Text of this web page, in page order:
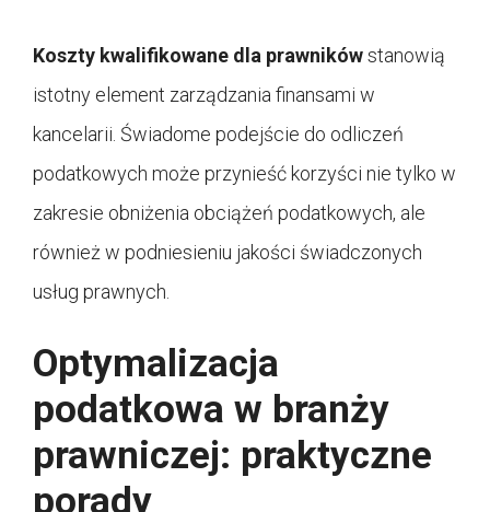
Koszty kwalifikowane dla prawnikówstanowią
istotny element zarządzania finansami w
kancelarii. Świadome podejście do odliczeń
podatkowych może przynieść korzyści nie tylko w
zakresie obniżenia obciążeń podatkowych, ale
również w podniesieniu jakości świadczonych
usług prawnych.
Optymalizacja
podatkowa w branży
prawniczej: praktyczne
porady